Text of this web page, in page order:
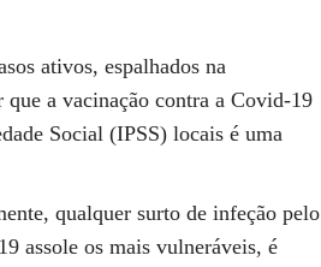
ativos, espalhados na
a vacinação contra a Covid-19
Social (IPSS) locais é uma
qualquer surto de infeção pelo
assole os mais vulneráveis, é